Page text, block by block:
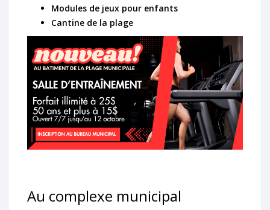
Modules de jeux pour enfants
Cantine de la plage
Au complexe municipal